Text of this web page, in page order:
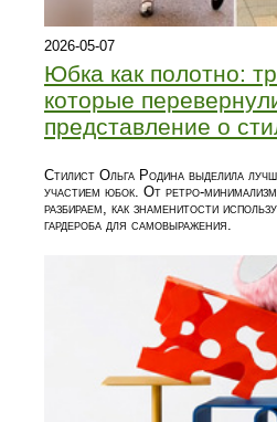
2026-05-07
Юбка как полотно:
которые
представление о
Стилист Ольга Родина выделила
участием юбок. От ретро-
разбираем, как знаменитости
гардероба для самовыражения.